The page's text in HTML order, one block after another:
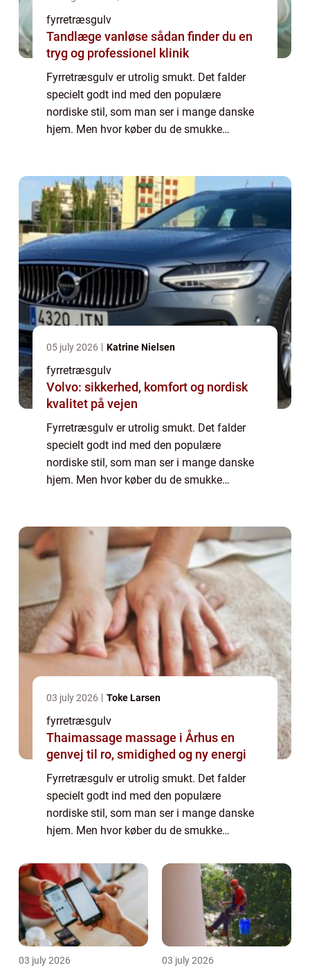
fyrretræsgulv
Tandlæge vanløse sådan finder du en
tryg og professionel klinik
Fyrretræsgulv er utrolig smukt. Det falder
specielt godt ind med den populære
nordiske stil, som man ser i mange danske
hjem. Men hvor køber du de smukke
Derfor ...
05 july 2026 Katrine Nielsen
fyrretræsgulv
Volvo: sikkerhed, komfort og nordisk
kvalitet på vejen
Fyrretræsgulv er utrolig smukt. Det falder
specielt godt ind med den populære
nordiske stil, som man ser i mange danske
hjem. Men hvor køber du de smukke
Derfor ...
03 july 2026 Toke Larsen
fyrretræsgulv
Thaimassage massage i Århus en
genvej til ro, smidighed og ny energi
Fyrretræsgulv er utrolig smukt. Det falder
specielt godt ind med den populære
nordiske stil, som man ser i mange danske
hjem. Men hvor køber du de smukke
gulvet selv? Læs meget mere i denne artikel.
Derfor ...
03 july 2026 03 july 2026